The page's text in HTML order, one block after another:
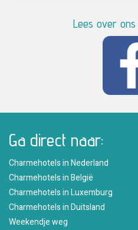
Lees over
Ga direct naar:
Charmehotels in Nederland
Charmehotels in België
Charmehotels in Luxemburg
Charmehotels in Duitsland
Weekendje weg